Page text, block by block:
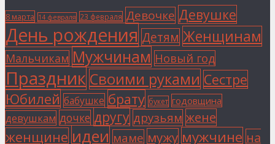
8 марта 14 февраля 23 февраля Девочке Девушке
День рождения Детям Женщинам
Мальчикам Мужчинам Новый год
Праздник Своими руками Сестре
Юбилей бабушке брату букет годовщина
девушкам дочке другу друзьям жене
женщине идеи маме мужу мужчине на